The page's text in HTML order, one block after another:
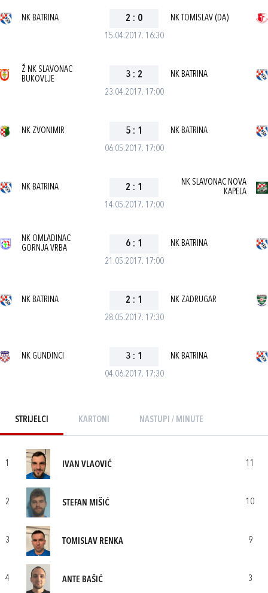
15.04.2017. 16:30
NK BATRINA 2 : 0 NK TOMISLAV (DA)
23.04.2017. 17:00
Ž NK SLAVONAC
BUKOVLJE
3 : 2 NK BATRINA
06.05.2017. 17:00
NK ZVONIMIR 5 : 1 NK BATRINA
14.05.2017. 17:00
NK BATRINA 2 : 1
NK SLAVONAC NOVA
KAPELA
21.05.2017. 17:00
NK OMLADINAC
GORNJA VRBA
6 : 1 NK BATRINA
28.05.2017. 17:30
NK BATRINA 2 : 1 NK ZADRUGAR
04.06.2017. 17:30
NK GUNDINCI 3 : 1 NK BATRINA
STRIJELCI KARTONI NASTUPI / MINUTE
1 IVAN VLAOVIĆ 11
2 STEFAN MIŠIĆ 10
3 TOMISLAV RENKA 9
4 ANTE BAŠIĆ 3